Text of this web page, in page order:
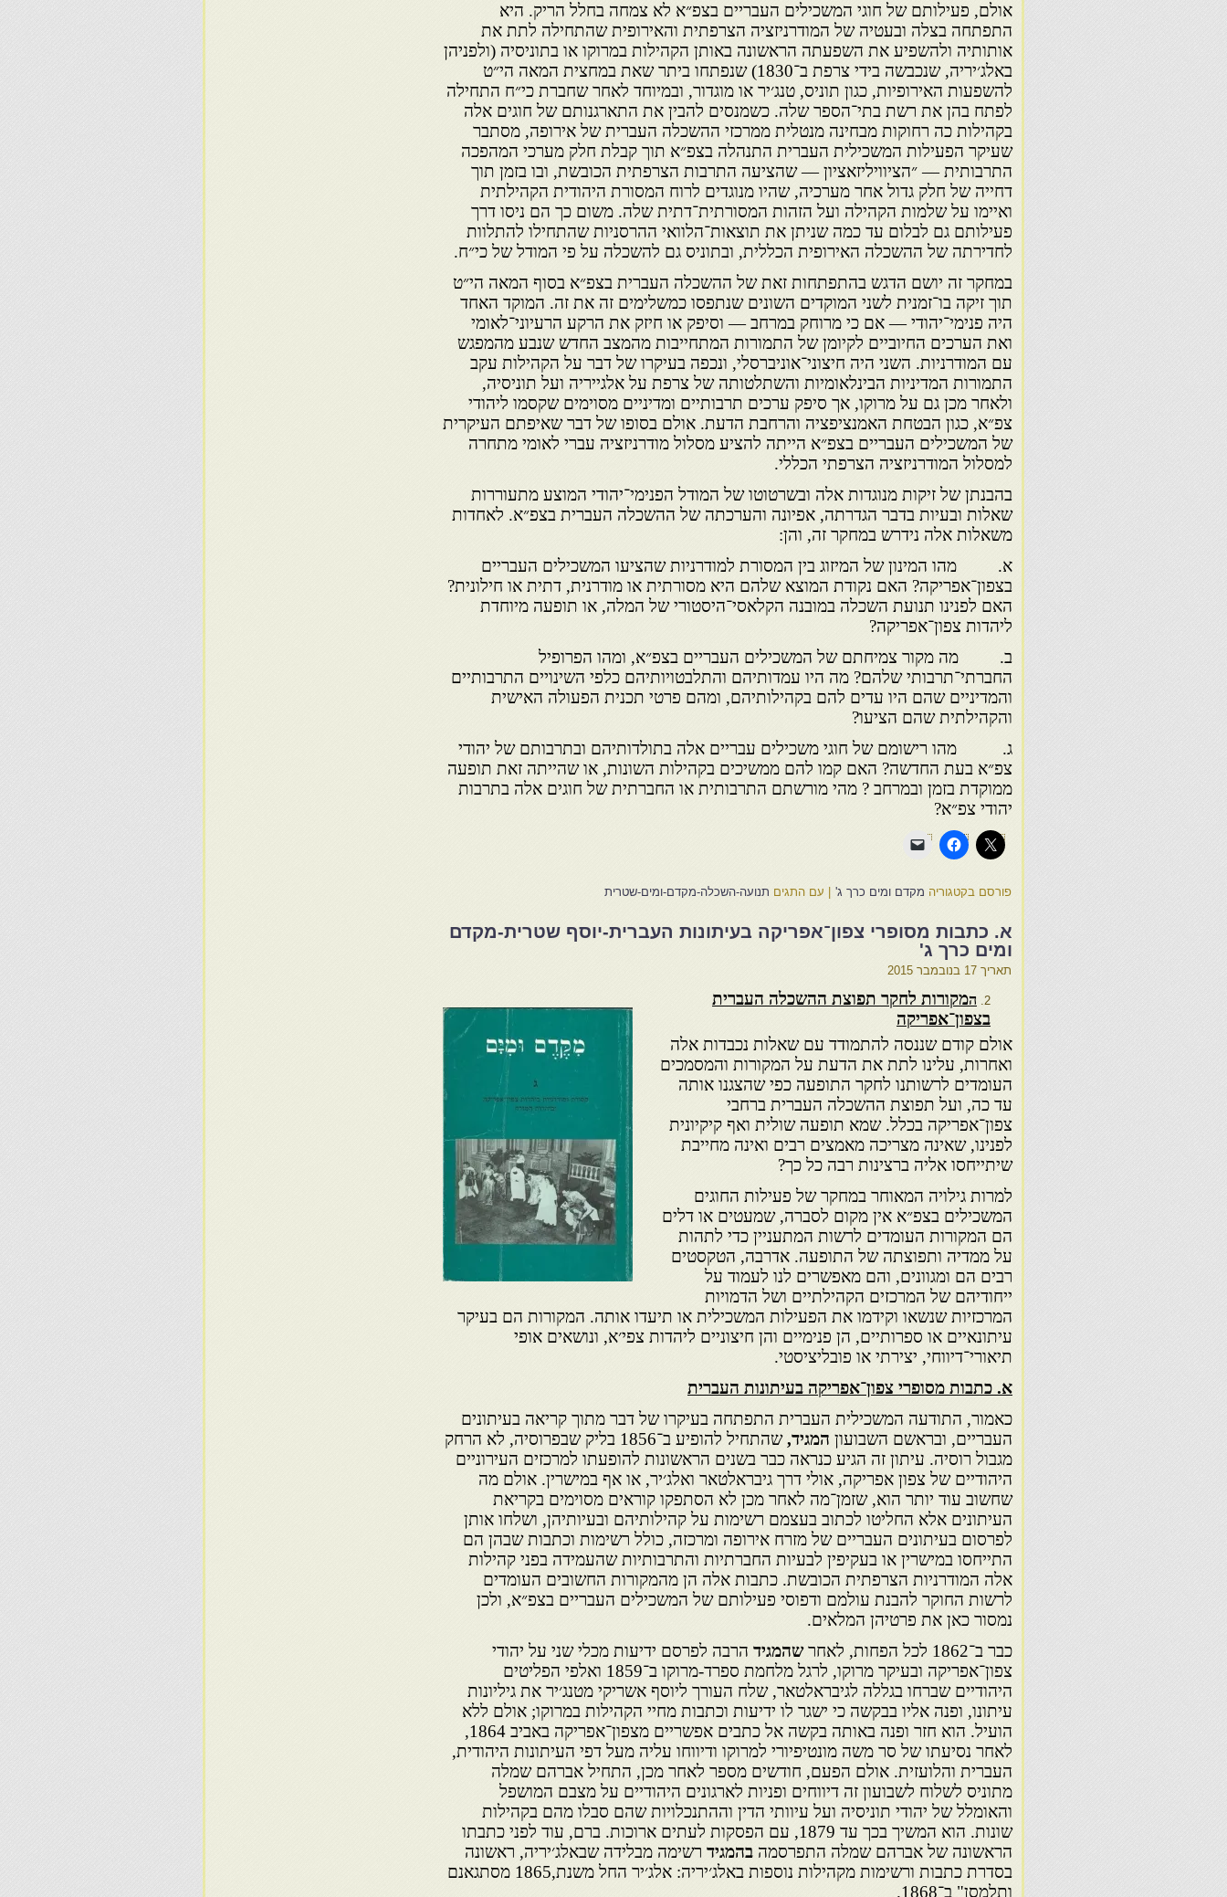
אולם, פעילותם של חוגי המשכילים העבריים בצפ״א לא צמחה בחלל הריק. היא
התפתחה בצלה ובעטיה של המודרניזציה הצרפתית והאירופית שהתחילה לתת את
אותותיה ולהשפיע את השפעתה הראשונה באותן הקהילות במרוקו או בתוניסיה (ולפניהן
באלג׳יריה, שנכבשה בידי צרפת ב־1830) שנפתחו ביתר שאת במחצית המאה הי״ט
להשפעות האירופיות, כגון תוניס, טנג׳יר או מוגדור, ובמיוחד לאחר שחברת כי״ח התחילה
לפתח בהן את רשת בתי־הספר שלה. כשמנסים להבין את התארגנותם של חוגים אלה
בקהילות כה רחוקות מבחינה מנטלית ממרכזי ההשכלה העברית של אירופה, מסתבר
שעיקר הפעילות המשכילית העברית התנהלה בצפ״א תוך קבלת חלק מערכי המהפכה
התרבותית — ״הציוויליזאציון — שהציעה התרבות הצרפתית הכובשת, ובו בזמן תוך
דחייה של חלק גדול אחר מערכיה, שהיו מנוגדים לרוח המסורת היהודית הקהילתית
ואיימו על שלמות הקהילה ועל הזהות המסורתית־דתית שלה. משום כך הם ניסו דרך
פעילותם גם לבלום עד כמה שניתן את תוצאות־הלוואי ההרסניות שהתחילו להתלוות
לחדירתה של ההשכלה האירופית הכללית, ובתוניס גם להשכלה על פי המודל של כי״ח.
במחקר זה יושם הדגש בהתפתחות זאת של ההשכלה העברית בצפ״א בסוף המאה הי״ט
תוך זיקה בו־זמנית לשני המוקדים השונים שנתפסו כמשלימים זה את זה. המוקד האחד
היה פנימי־יהודי — אם כי מרוחק במרחב — וסיפק או חיזק את הרקע הרעיוני־לאומי
ואת הערכים החיוביים לקיומן של התמורות המתחייבות מהמצב החדש שנבע מהמפגש
עם המודרניות. השני היה חיצוני־אוניברסלי, ונכפה בעיקרו של דבר על הקהילות עקב
התמורות המדיניות הבינלאומיות והשתלטותה של צרפת על אלגייריה ועל תוניסיה,
ולאחר מכן גם על מרוקו, אך סיפק ערכים תרבותיים ומדיניים מסוימים שקסמו ליהודי
צפ״א, כגון הבטחת האמנציפציה והרחבת הדעת. אולם בסופו של דבר שאיפתם העיקרית
של המשכילים העבריים בצפ״א הייתה להציע מסלול מודרניזציה עברי לאומי מתחרה
למסלול המודרניזציה הצרפתי הכללי.
בהבנתן של זיקות מנוגדות אלה ובשרטוטו של המודל הפנימי־יהודי המוצע מתעוררות
שאלות ובעיות בדבר הגדרתה, אפיונה והערכתה של ההשכלה העברית בצפ״א. לאחדות
משאלות אלה נידרש במחקר זה, והן:
א. מהו המינון של המיזוג בין המסורת למודרניות שהציעו המשכילים העבריים
בצפון־אפריקה? האם נקודת המוצא שלהם היא מסורתית או מודרנית, דתית או חילונית?
האם לפנינו תנועת השכלה במובנה הקלאסי־היסטורי של המלה, או תופעה מיוחדת
ליהדות צפון־אפריקה?
ב. מה מקור צמיחתם של המשכילים העבריים בצפ״א, ומהו הפרופיל
החברתי־תרבותי שלהם? מה היו עמדותיהם והתלבטויותיהם כלפי השינויים התרבותיים
והמדיניים שהם היו עדים להם בקהילותיהם, ומהם פרטי תכנית הפעולה האישית
והקהילתית שהם הציעו?
ג. מהו רישומם של חוגי משכילים עבריים אלה בתולדותיהם ובתרבותם של יהודי
צפ״א בעת החדשה? האם קמו להם ממשיכים בקהילות השונות, או שהייתה זאת תופעה
ממוקדת בזמן ובמרחב ? מהי מורשתם התרבותית או החברתית של חוגים אלה בתרבות
יהודי צפ״א?
פורסם בקטגוריה מקדם ומים כרך ג' עם התגים תנועה-השכלה-מקדם-ומים-שטרית
א. כתבות מסופרי צפון־אפריקה בעיתונות העברית-יוסף שטרית-מקדם
ומים כרך ג'
תאריך 17 בנובמבר 2015
המקורות לחקר תפוצת ההשכלה העברית
בצפון־אפריקה
אולם קודם שננסה להתמודד עם שאלות נכבדות אלה
ואחרות, עלינו לתת את הדעת על המקורות והמסמכים
העומדים לרשותנו לחקר התופעה כפי שהצגנו אותה
עד כה, ועל תפוצת ההשכלה העברית ברחבי
צפון־אפריקה בכלל. שמא תופעה שולית ואף קיקיונית
לפנינו, שאינה מצריכה מאמצים רבים ואינה מחייבת
שיתייחסו אליה ברצינות רבה כל כך?
למרות גילויה המאוחר במחקר של פעילות החוגים
המשכילים בצפ״א אין מקום לסברה, שמעטים או דלים
הם המקורות העומדים לרשות המתעניין כדי לתהות
על ממדיה ותפוצתה של התופעה. אדרבה, הטקסטים
רבים הם ומגוונים, והם מאפשרים לנו לעמוד על
ייחודיהם של המרכזים הקהילתיים ושל הדמויות
המרכזיות שנשאו וקידמו את הפעילות המשכילית או תיעדו אותה. המקורות הם בעיקר
עיתונאיים או ספרותיים, הן פנימיים והן חיצוניים ליהדות צפי׳א, ונושאים אופי
תיאורי־דיווחי, יצירתי או פובליציסטי.
א. כתבות מסופרי צפון־אפריקה בעיתונות העברית
כאמור, התודעה המשכילית העברית התפתחה בעיקרו של דבר מתוך קריאה בעיתונים
העבריים, ובראשם השבועון המגיד,
שהתחיל להופיע ב־1856 בליק שבפרוסיה, לא הרחק
מגבול רוסיה. עיתון זה הגיע כנראה כבר בשנים הראשונות להופעתו למרכזים העירוניים
היהודיים של צפון אפריקה, אולי דרך גיבראלטאר ואלג׳יר, או אף במישרין. אולם מה
שחשוב עוד יותר הוא, שזמן־מה לאחר מכן לא הסתפקו קוראים מסוימים בקריאת
העיתונים אלא החליטו לכתוב בעצמם רשימות על קהילותיהם ובעיותיהן, ושלחו אותן
לפרסום בעיתונים העבריים של מזרח אירופה ומרכזה, כולל רשימות וכתבות שבהן הם
התייחסו במישרין או בעקיפין לבעיות החברתיות והתרבותיות שהעמידה בפני קהילות
אלה המודרניות הצרפתית הכובשת. כתבות אלה הן מהמקורות החשובים העומדים
לרשות החוקר להבנת עולמם ודפוסי פעילותם של המשכילים העבריים בצפ״א, ולכן
נמסור כאן את פרטיהן המלאים.
כבר ב־1862 לכל הפחות, לאחר
שהמגיד הרבה לפרסם ידיעות מכלי שני על יהודי
צפון־אפריקה ובעיקר מרוקו, לרגל מלחמת ספרד-מרוקו ב־1859 ואלפי הפליטים
היהודיים שברחו בגללה לגיבראלטאר, שלח העורך ליוסף אשריקי מטנג׳יר את גיליונות
עיתונו, ופנה אליו בבקשה כי ישגר לו ידיעות וכתבות מחיי הקהילות במרוקו; אולם ללא
הועיל. הוא חזר ופנה באותה בקשה אל כתבים אפשריים מצפון־אפריקה באביב 1864,
לאחר נסיעתו של סר משה מונטיפיורי למרוקו ודיווחו עליה מעל דפי העיתונות היהודית,
העברית והלועזית. אולם הפעם, חודשים מספר לאחר מכן, התחיל אברהם שמלה
מתוניס לשלוח לשבועון זה דיווחים ופניות לארגונים היהודיים על מצבם המושפל
והאומלל של יהודי תוניסיה ועל עיוותי הדין וההתנכלויות שהם סבלו מהם בקהילות
שונות. הוא המשיך בכך עד 1879, עם הפסקות לעתים ארוכות. ברם, עוד לפני כתבתו
הראשונה של אברהם שמלה התפרסמה בהמגיד רשימה מבלידה שבאלג׳יריה, ראשונה
בסדרת כתבות ורשימות מקהילות נוספות באלג׳יריה: אלג׳יר החל משנת,1865 מסתגאנם
ותלמסן" ב־1868.